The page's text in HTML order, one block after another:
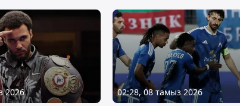
2026 02:28, 08 тамыз 2026